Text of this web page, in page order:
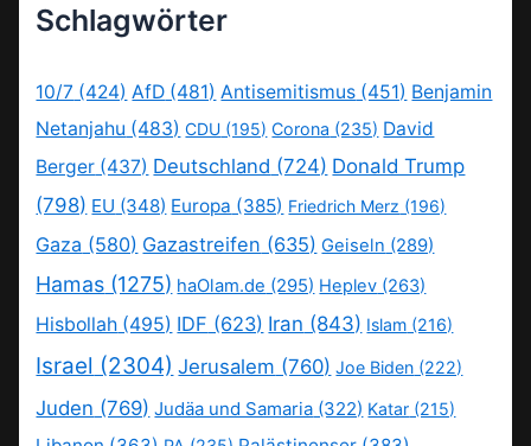
Schlagwörter
10/7 (424) AfD (481) Antisemitismus (451) Benjamin
Netanjahu (483) CDU (195) Corona (235) David
Berger (437) Deutschland (724) Donald Trump
(798) EU (348) Europa (385) Friedrich Merz (196)
Gaza (580) Gazastreifen (635) Geiseln (289)
Hamas (1275) haOlam.de (295) Heplev (263)
Hisbollah (495) IDF (623) Iran (843) Islam (216)
Israel (2304) Jerusalem (760) Joe Biden (222)
Juden (769) Judäa und Samaria (322) Katar (215)